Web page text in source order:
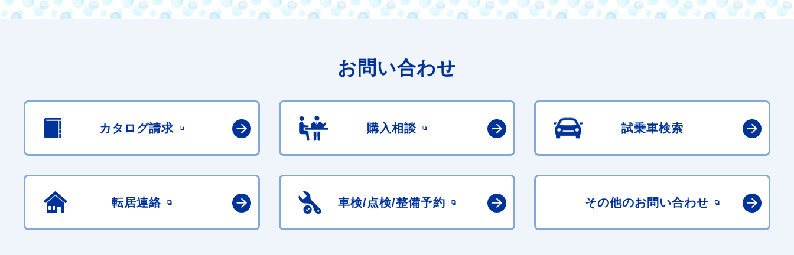
お問い合わせ
カタログ請求 購入相談 試乗車検索
転居連絡 車検/点検/整備予約 その他のお問い合わせ